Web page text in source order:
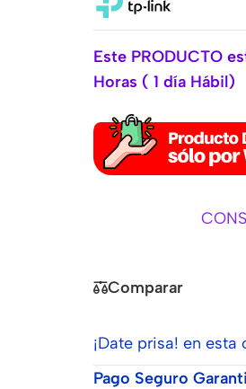
Este PRODUCTO
Horas ( 1 día Hábil)
Comparar
¡Date prisa! en esta
Pago Seguro